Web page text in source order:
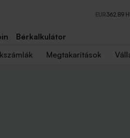
EUR362,89
Bérkalkulátor
Megtakarítások